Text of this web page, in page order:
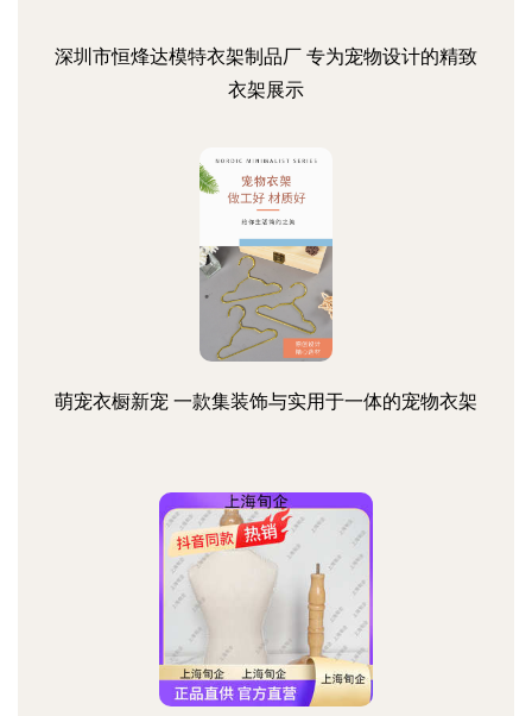
深圳市恒烽达模特衣架制品厂 专为宠物设计的精致
衣架展示
萌宠衣橱新宠 一款集装饰与实用于一体的宠物衣架